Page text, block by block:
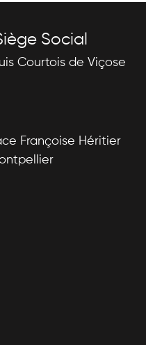
Social
Courtois de Viçose
Françoise Héritier